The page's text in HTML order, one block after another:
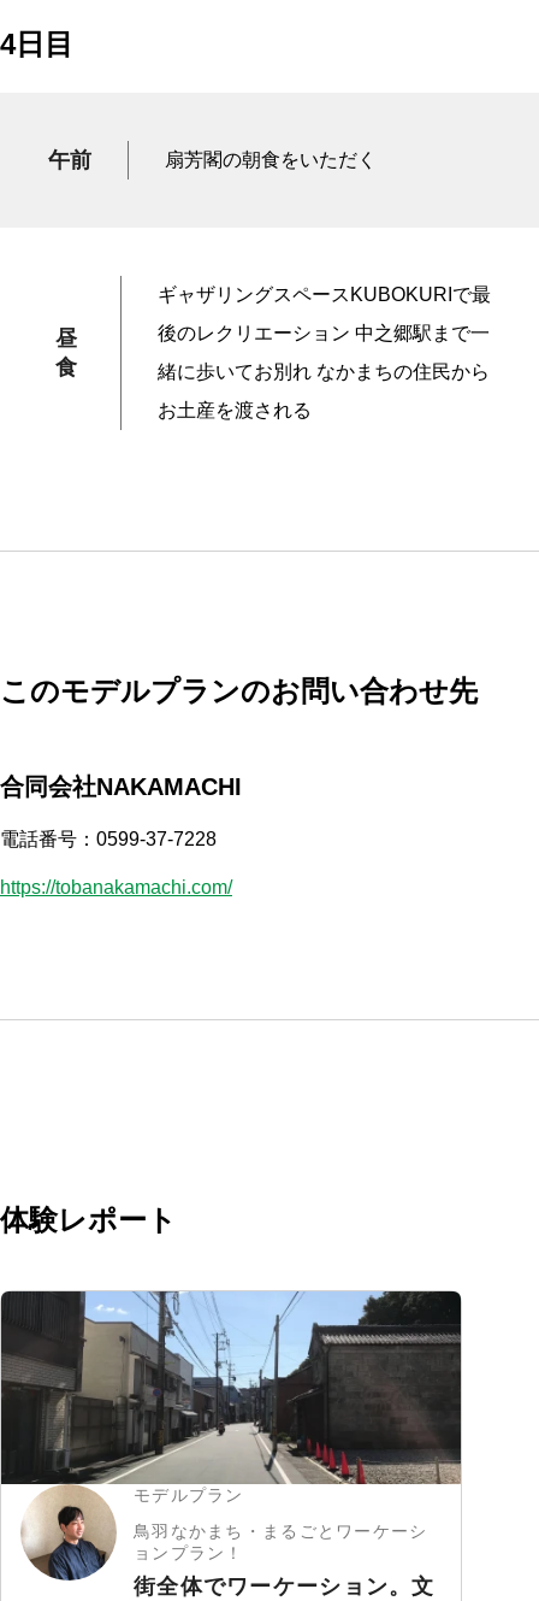
4日目
午前 扇芳閣の朝食をいただく
昼
食
ギャザリングスペースKUBOKURIで最
後のレクリエーション 中之郷駅まで一
緒に歩いてお別れ なかまちの住民から
お土産を渡される
このモデルプランのお問い合わせ先
合同会社NAKAMACHI
電話番号：0599-37-7228
https://tobanakamachi.com/
体験レポート
モデルプラン
鳥羽なかまち・まるごとワーケーシ
ョンプラン！
街全体でワーケーション。文